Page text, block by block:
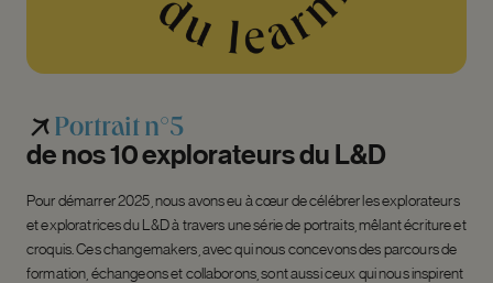
Portraitn°5
de nos10explorateursdu L&D
Pour démarrer 2025, nous avons eu à cœur de célébrer les explorateurs
et exploratrices du L&D à travers une série de portraits, mêlant écriture et
croquis. Ces changemakers, avec qui nous concevons des parcours de
formation, échangeons et collaborons, sont aussi ceux qui nous inspirent